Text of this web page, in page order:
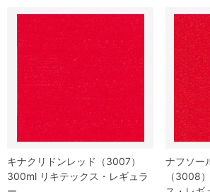
キナクリドンレッド（3007）
300ml リキテックス・レギュラ
ナフソー
（3008